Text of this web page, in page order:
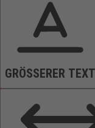
GRÖSSERER TEXT